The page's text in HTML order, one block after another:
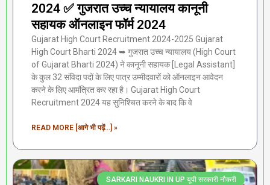
2024 ✅ गुजरात उच्च न्यायालय कानूनी
सहायक ऑनलाइन फॉर्म 2024
Gujarat High Court Recruitment 2024-2025 Gujarat
High Court Bharti 2024 ➥ गुजरात उच्च न्यायालय (High Court
of Gujarat Bharti 2024) ने कानूनी सहायक [Legal Assistant]
के कुल 32 संविदा पदों के लिए पात्र उम्मीदवारों को ऑनलाइन आवेदन
करने के लिए आमंत्रित कर रहा है। Gujarat High Court
Recruitment 2024 यह सुनिश्चित करने के बाद कि वे
READ MORE [आगे भी पढ़ें...] »
SARKARI NAUKRI IN UP यूपी सरकारी नौकरी